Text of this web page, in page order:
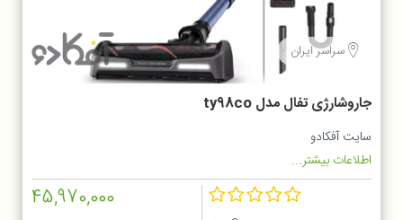
سراسر ایران
جاروشارژی تفال مدل ty98co
سایت آفکادو
اطلاعات بیشتر...
45,970,000